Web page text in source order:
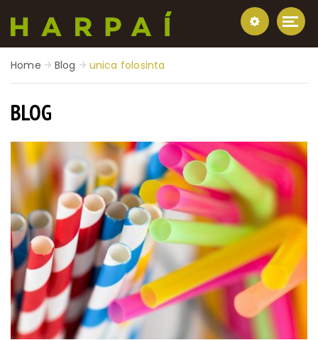
Home Blog unica folosinta
BLOG